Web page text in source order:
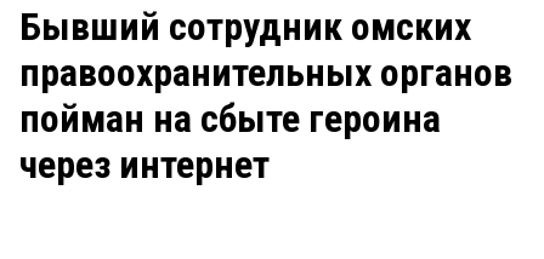
ЗАКОН
НОВОСТИ КОМПАНИЙ
Рейтинги
Блоги
Архив
Бывший сотрудник омских
правоохранительных органов
пойман на сбыте героина
через интернет